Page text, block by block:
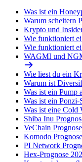
Was ist ein
Warum scheitern
Krypto und
Wie funktioniert
Wie funktioniert
WAGMI und
Wie liest du ein
Warum ist
Was ist ein Pump
Was ist ein
Was ist eine Cold
Shiba Inu
VeChain
Komodo
PI Network
Hex-Prognose